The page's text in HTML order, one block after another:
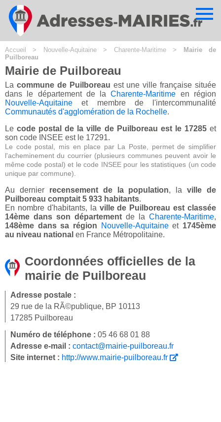
Accueil > Nouvelle-Aquitaine> Charente-Maritime>
Mairie de
Puilboreau
Mairie de Puilboreau
La commune de Puilboreau est une ville française située
dans le département de laCharente-Maritime en région
Nouvelle-Aquitaine et membre de l'intercommunalité
Communautés d'agglomération de la Rochelle.
Lecode postal de la ville de Puilboreau est le 17285et
son code INSEE est le 17291.
Le code postal, mis en place par La Poste, permet de simplifier
l'acheminement du courrier (plusieurs communes peuvent avoir le
même code postal) et le code INSEE pour les statistiques (un code
unique par commune).
Au dernier recensement de la population, laville de
Puilboreau comptait 5 933 habitants.
En nombre d'habitants, la ville de Puilboreau est classée
14ème dans son département de la Charente-Maritime,
148ème dans sa région
Nouvelle-Aquitaineet 1745ème
au niveau national en France Métropolitaine.
Coordonnées officielles de la
mairie de Puilboreau
Adresse postale :
29 rue de la RÃ©publique, BP 10113
17285 Puilboreau
Numéro de téléphone : 05 46 68 01 88
Adresse e-mail : contact@mairie-puilboreau.fr
Site internet : http://www.mairie-puilboreau.fr
Cookies management panel